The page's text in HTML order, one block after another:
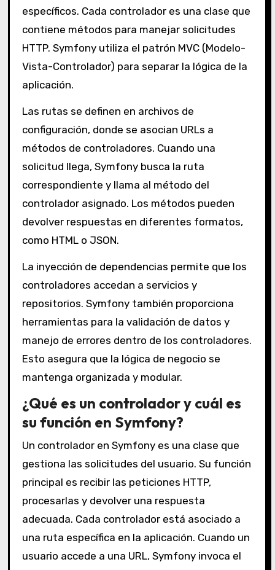
específicos. Cada controlador es una clase que
contiene métodos para manejar solicitudes
HTTP. Symfony utiliza el patrón MVC (Modelo-
Vista-Controlador) para separar la lógica de la
aplicación.
Las rutas se definen en archivos de
configuración, donde se asocian URLs a
métodos de controladores. Cuando una
solicitud llega, Symfony busca la ruta
correspondiente y llama al método del
controlador asignado. Los métodos pueden
devolver respuestas en diferentes formatos,
como HTML o JSON.
La inyección de dependencias permite que los
controladores accedan a servicios y
repositorios. Symfony también proporciona
herramientas para la validación de datos y
manejo de errores dentro de los controladores.
Esto asegura que la lógica de negocio se
mantenga organizada y modular.
¿Qué es un controlador y cuál es
su función en Symfony?
Un controlador en Symfony es una clase que
gestiona las solicitudes del usuario. Su función
principal es recibir las peticiones HTTP,
procesarlas y devolver una respuesta
adecuada. Cada controlador está asociado a
una ruta específica en la aplicación. Cuando un
usuario accede a una URL, Symfony invoca el